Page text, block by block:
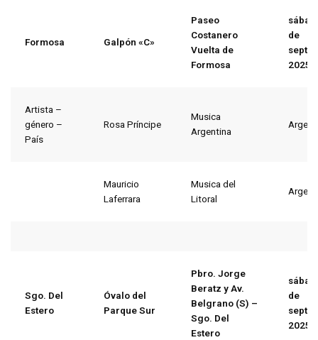
Formosa Galpón «C»
Paseo
Costanero
Vuelta de
Formosa
de
2025
Artista –
género –
País
Rosa Príncipe
Musica
Argentina
Mauricio
Laferrara
Musica del
Litoral
Sgo. Del
Estero
Óvalo del
Parque Sur
Pbro. Jorge
Beratz y Av.
Belgrano (S) –
Sgo. Del
Estero
de
2025